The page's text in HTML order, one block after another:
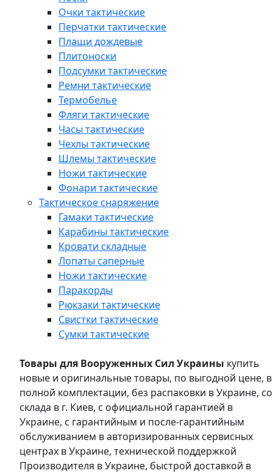
Очки тактические
Перчатки тактические
Плащи дождевые
Плитоноски
Подсумки тактические
Ремни тактические
Термобелье
Фляги тактические
Часы тактические
Чехлы тактические
Шлемы тактические
Ножи тактические
Фонари тактические
Тактическое снаряжение
Гамаки тактические
Карабины тактические
Кровати складные
Лопаты саперные
Ножи тактические
Паракорды
Рюкзаки тактические
Свистки тактические
Сумки тактические
Товары для Вооруженных Сил Украины купить
новые и оригинальные товары, по выгодной цене, в
полной комплектации, без распаковки в Украине, со
склада в г. Киев, с официальной гарантией в
Украине, с гарантийным и после-гарантийным
обслуживанием в авторизированных сервисных
центрах в Украине, технической поддержкой
Производителя в Украине, быстрой доставкой в